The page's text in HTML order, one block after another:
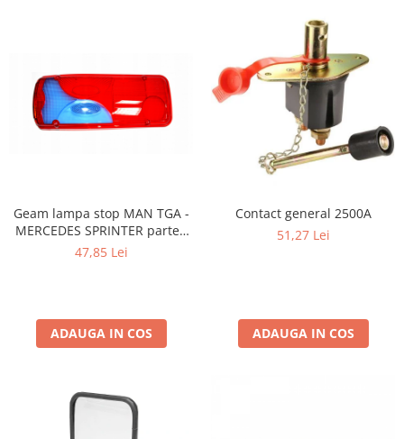
Geam lampa stop MAN TGA -
MERCEDES SPRINTER partea
stanga
47,85 Lei
ADAUGA IN COS
Contact general 2500A
51,27 Lei
ADAUGA IN COS